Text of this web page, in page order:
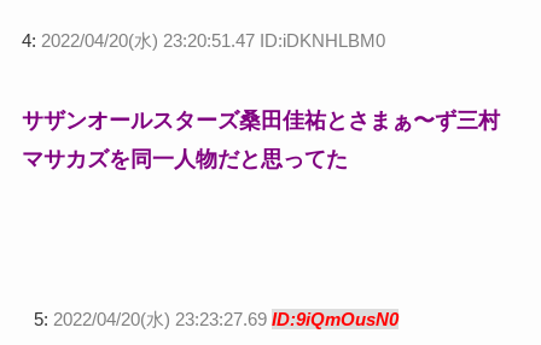
4: 2022/04/20(水) 23:20:51.47 ID:iDKNHLBM0
サザンオールスターズ桑田佳祐とさまぁ〜ず三村
マサカズを同一人物だと思ってた
5: 2022/04/20(水) 23:23:27.69 ID:9iQmOusN0